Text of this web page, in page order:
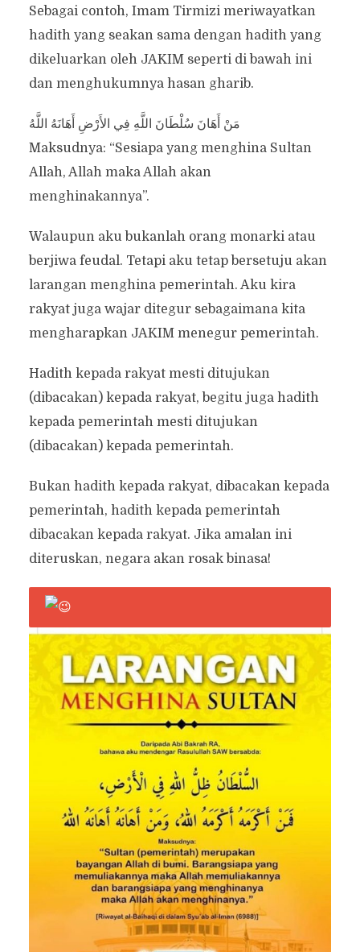
Sebagai contoh, Imam Tirmizi meriwayatkan
hadith yang seakan sama dengan hadith yang
dikeluarkan oleh JAKIM seperti di bawah ini
dan menghukumnya hasan gharib.
مَنْ أَهَانَ سُلْطَانَ اللَّهِ فِي الأَرْضِ أَهَانَهُ اللَّهُ
Maksudnya: “Sesiapa yang menghina Sultan
Allah, Allah maka Allah akan
menghinakannya”.
Walaupun aku bukanlah orang monarki atau
berjiwa feudal. Tetapi aku tetap bersetuju akan
larangan menghina pemerintah. Aku kira
rakyat juga wajar ditegur sebagaimana kita
mengharapkan JAKIM menegur pemerintah.
Hadith kepada rakyat mesti ditujukan
(dibacakan) kepada rakyat, begitu juga hadith
kepada pemerintah mesti ditujukan
(dibacakan) kepada pemerintah.
Bukan hadith kepada rakyat, dibacakan kepada
pemerintah, hadith kepada pemerintah
dibacakan kepada rakyat. Jika amalan ini
diteruskan, negara akan rosak binasa!